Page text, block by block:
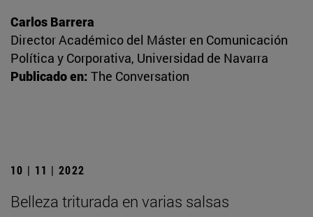
Carlos Barrera
Director Académico del Máster en Comunicación
Política y Corporativa, Universidad de Navarra
Publicado en: The Conversation
10 | 11 | 2022
Belleza triturada en varias salsas